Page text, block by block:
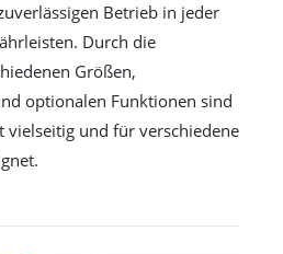
Betrieb in jeder
Durch die
Größen,
optionalen Funktionen sind
vielseitig und für verschiedene